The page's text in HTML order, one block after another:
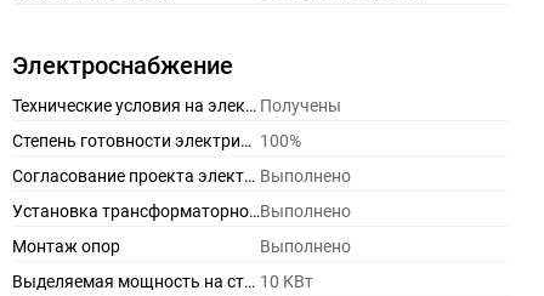
Электроснабжение
Технические условия на электричество Получены
Степень готовности электрических сетей 100%
Согласование проекта электроснабжения Выполнено
Установка трансформаторной подстанцииВыполнено
Монтаж опор
Выполнено
Выделяемая мощность на стандартный участок 10 КВт